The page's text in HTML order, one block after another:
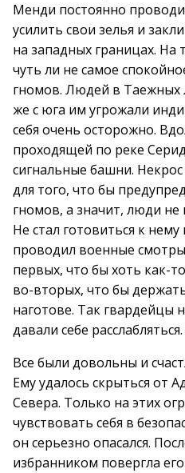
Менди постоянно
усилить свои зелья и
на западных границах. На
чуть ли не самое
гномов. Людей в Таежных
же с юга им угрожали
себя очень осторожно.
проходящей по реке
сигнальные башни.
для того, что бы
гномов, а значит, люди не
Не стал готовиться к
проводил военные
первых, что бы хоть как-
во-вторых, что бы
наготове. Так гвардейцы
давали себе расслабляться.
Все были довольны и
Ему удалось скрыться от
Севера. Только на этих
чувствовать себя в
он серьезно опасался.
избранником повергла